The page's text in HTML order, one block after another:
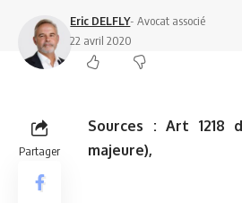
Eric DELFLY- Avocat associé
22 avril 2020
Partager
Sources :Art 1218
majeure),